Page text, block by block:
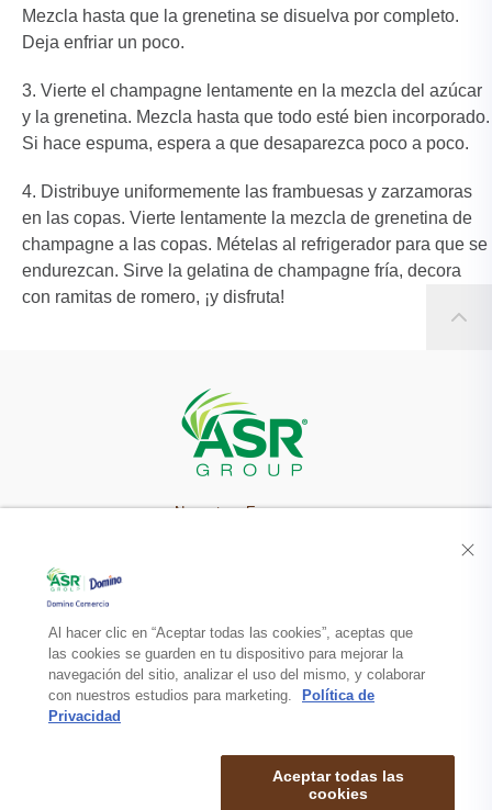
Mezcla hasta que la grenetina se disuelva por completo.
Deja enfriar un poco.
Vierte el champagne lentamente en la mezcla del azúcar
y la grenetina. Mezcla hasta que todo esté bien incorporado.
Si hace espuma, espera a que desaparezca poco a poco.
Distribuye uniformemente las frambuesas y zarzamoras
en las copas. Vierte lentamente la mezcla de grenetina de
champagne a las copas. Mételas al refrigerador para que se
endurezcan. Sirve la gelatina de champagne fría, decora
con ramitas de romero, ¡y disfruta!
Nuestra Empresa
Productos
Contacto
Al hacer clic en “Aceptar todas las cookies”, aceptas que
las cookies se guarden en tu dispositivo para mejorar la
navegación del sitio, analizar el uso del mismo, y colaborar
con nuestros estudios para marketing.
Política de
Privacidad
Aceptar todas las
cookies